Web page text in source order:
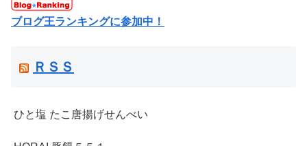
ブログ王ランキングに参加中！
ＲＳＳ
ひと塩 たこ唐揚げせんべい